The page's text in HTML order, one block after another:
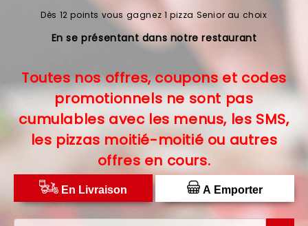
VOTRE COMPTE
VOS AVIS
MENTIONS LÉGALES
C.G.V
PROTECTION DES DONNÉES
DISTRIBUTEUR DE PIZZAS
Dès 12 points vous gagnez 1 pizza Senior au choix
En se présentant dans notre restaurant
Toutes nos offres, coupons et codes
promotionnels ne sont pas
cumulables avec les menus, les SMS,
les pizzas moitié-moitié ou autres
offres en cours.
En Livraison A Emporter